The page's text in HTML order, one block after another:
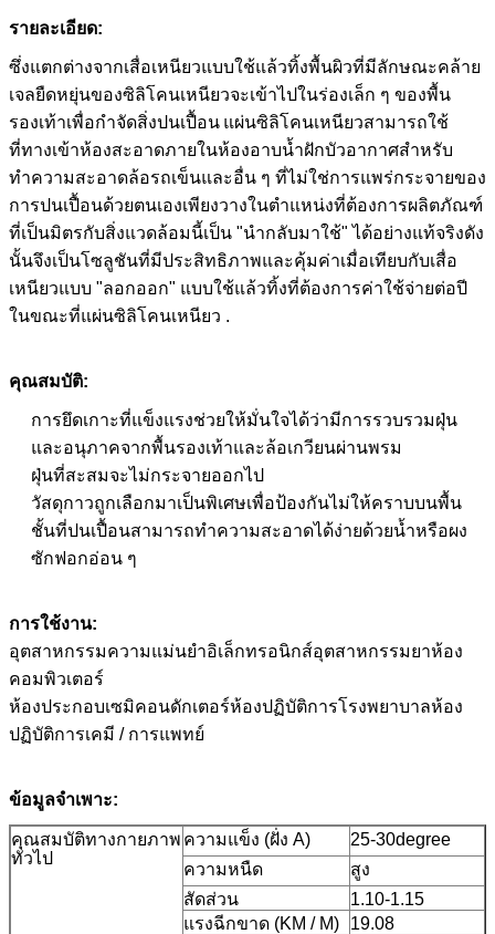
รายละเอียด:
ซึ่งแตกต่างจากเสื่อเหนียวแบบใช้แล้วทิ้งพื้นผิวที่มีลักษณะคล้าย
เจลยืดหยุ่นของซิลิโคนเหนียวจะเข้าไปในร่องเล็ก ๆ ของพื้น
รองเท้าเพื่อกำจัดสิ่งปนเปื้อน แผ่นซิลิโคนเหนียวสามารถใช้
ที่ทางเข้าห้องสะอาดภายในห้องอาบน้ำฝักบัวอากาศสำหรับ
ทำความสะอาดล้อรถเข็นและอื่น ๆ ที่ไม่ใช่การแพร่กระจายของ
การปนเปื้อนด้วยตนเองเพียงวางในตำแหน่งที่ต้องการผลิตภัณฑ์
ที่เป็นมิตรกับสิ่งแวดล้อมนี้เป็น "นำกลับมาใช้" ได้อย่างแท้จริงดัง
นั้นจึงเป็นโซลูชันที่มีประสิทธิภาพและคุ้มค่าเมื่อเทียบกับเสื่อ
เหนียวแบบ "ลอกออก" แบบใช้แล้วทิ้งที่ต้องการค่าใช้จ่ายต่อปี
ในขณะที่แผ่นซิลิโคนเหนียว .
คุณสมบัติ:
การยึดเกาะที่แข็งแรงช่วยให้มั่นใจได้ว่ามีการรวบรวมฝุ่น
และอนุภาคจากพื้นรองเท้าและล้อเกวียนผ่านพรม
ฝุ่นที่สะสมจะไม่กระจายออกไป
วัสดุกาวถูกเลือกมาเป็นพิเศษเพื่อป้องกันไม่ให้คราบบนพื้น
ชั้นที่ปนเปื้อนสามารถทำความสะอาดได้ง่ายด้วยน้ำหรือผง
ซักฟอกอ่อน ๆ
การใช้งาน:
อุตสาหกรรมความแม่นยำอิเล็กทรอนิกส์อุตสาหกรรมยาห้อง
คอมพิวเตอร์
ห้องประกอบเซมิคอนดักเตอร์ห้องปฏิบัติการโรงพยาบาลห้อง
ปฏิบัติการเคมี / การแพทย์
ข้อมูลจำเพาะ:
คุณสมบัติทางกายภาพ
ทั่วไป
ความแข็ง (ฝั่ง A)
25-30degree
ความหนืด
สูง
สัดส่วน
1.10-1.15
แรงฉีกขาด (KM / M)
19.08